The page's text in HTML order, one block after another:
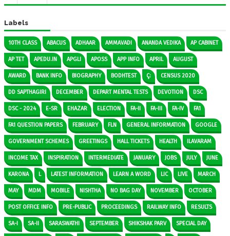
Labels
10TH CLASS ABACUS ADHAAR AMMAVADI ANANDA VEDIKA AP CABINET
AP TET APEDU.IN APGLI APOSS APP INFO APRIL AUGUST
AWARD BANK INFO BIOGRAPHY BODHTEST Ç: CENSUS 2020
DD SAPTHAGIRI DECEMBER DEPART MENTAL TESTS DEVOTION DSC
DSC - 2024 E-SR EHAZAR ELECTION FA-II FA-III FA-IV FA1
FA1 QUESTION PAPERS FEBRUARY FLN GENERAL INFORMATION GOOGLE
GOVERNMENT SCHEMES GREETINGS HALL TICKETS HEALTH ILAVARAM
INCOME TAX INSPIRATION INTERMEDIATE JANUARY JOBS JULY JUNE
KARONA L LATEST INFORMATION LEARN A WORD LIC LIVE MARCH
MAY MDM MOBILE NISHTHA NO BAG DAY NOVEMBER OCTOBER
POST OFFICE INFO PRE-PUBLIC PROCEEDINGS RAILWAY INFO RESULTS
SA-I SA-II SARASWATHI SEPTEMBER SHIKSHAK PARV SPECIAL DAY